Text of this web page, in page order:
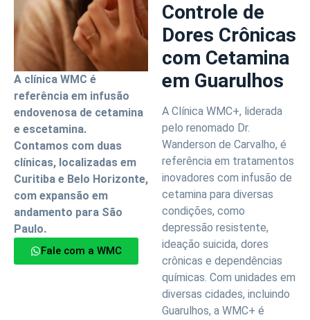
A clínica WMC é
referência em infusão
endovenosa de cetamina
e escetamina.
Contamos com duas
clínicas, localizadas em
Curitiba e Belo Horizonte,
com expansão em
andamento para São
Paulo.
Fale com a WMC
Controle de
Dores Crônicas
com Cetamina
em Guarulhos
A Clínica WMC+, liderada
pelo renomado Dr.
Wanderson de Carvalho, é
referência em tratamentos
inovadores com infusão de
cetamina para diversas
condições, como
depressão resistente,
ideação suicida, dores
crônicas e dependências
químicas. Com unidades em
diversas cidades, incluindo
Guarulhos, a WMC+ é